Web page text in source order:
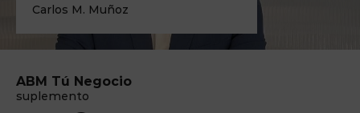
Carlos M. Muñoz
ABM Tú Negocio
suplemento